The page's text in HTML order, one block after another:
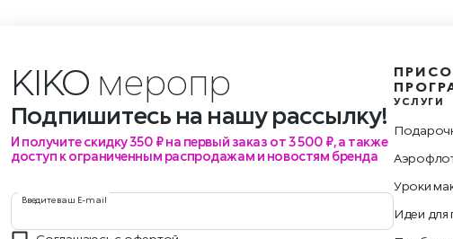
KIKO мероприяти
Подпишитесь на нашу рассылку!
И получите скидку 350 ₽ на первый заказ от 3 500 ₽, а также
доступ к ограниченным распродажам и новостям бренда
Введите ваш E-mail
УСЛУГИ
Уроки
Идеи для